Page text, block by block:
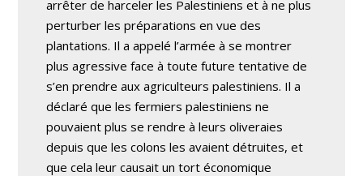
arrêter de harceler les Palestiniens et à ne plus
perturber les préparations en vue des
plantations. Il a appelé l’armée à se montrer
plus agressive face à toute future tentative de
s’en prendre aux agriculteurs palestiniens. Il a
déclaré que les fermiers palestiniens ne
pouvaient plus se rendre à leurs oliveraies
depuis que les colons les avaient détruites, et
que cela leur causait un tort économique